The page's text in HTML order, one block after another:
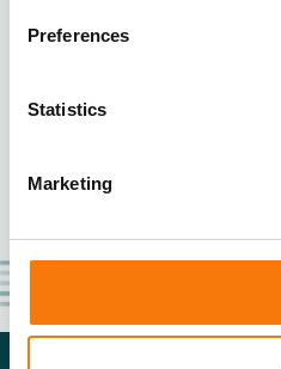
Preferences
Statistics
Marketing